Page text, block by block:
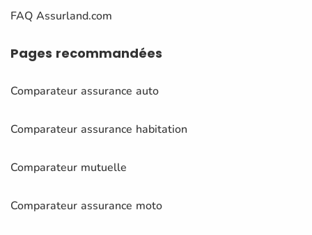
FAQ Assurland.com
Pages recommandées
Comparateur assurance auto
Comparateur assurance habitation
Comparateur mutuelle
Comparateur assurance moto